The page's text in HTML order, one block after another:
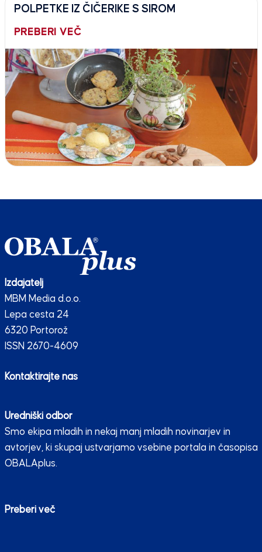
POLPETKE IZ ČIČERIKE S SIROM
PREBERI VEČ
Izdajatelj
MBM Media d.o.o.
Lepa cesta 24
6320 Portorož
ISSN 2670-4609
Kontaktirajte nas
Uredniški odbor
Smo ekipa mladih in nekaj manj mladih novinarjev in
avtorjev, ki skupaj ustvarjamo vsebine portala in časopisa
OBALAplus.
Preberi več